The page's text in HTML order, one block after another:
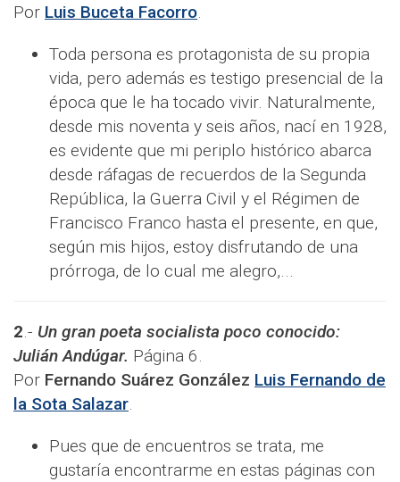
Por Luis Buceta Facorro.
Toda persona es protagonista de su propia
vida, pero además es testigo presencial de la
época que le ha tocado vivir. Naturalmente,
desde mis noventa y seis años, nací en 1928,
es evidente que mi periplo histórico abarca
desde ráfagas de recuerdos de la Segunda
República, la Guerra Civil y el Régimen de
Francisco Franco hasta el presente, en que,
según mis hijos, estoy disfrutando de una
prórroga, de lo cual me alegro,...
2.- Un gran poeta socialista poco conocido:
Julián Andúgar. Página 6.
Por Fernando Suárez González Luis Fernando de
la Sota Salazar.
Pues que de encuentros se trata, me
gustaría encontrarme en estas páginas con